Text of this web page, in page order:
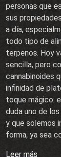
personas que
sus
a día,
todo tipo de
terpenos. Hoy
sencilla, pero
cannabinoides
infinidad de
toque mágico:
duda uno de
y que solemos
forma, ya sea
Leer más